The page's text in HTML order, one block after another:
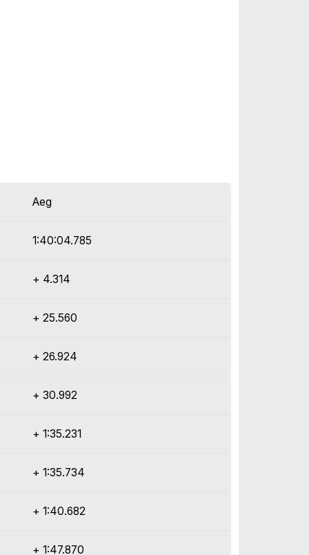
Aeg
1:40:04.785
+ 4.314
+ 25.560
+ 26.924
+ 30.992
+ 1:35.231
+ 1:35.734
+ 1:40.682
+ 1:47.870